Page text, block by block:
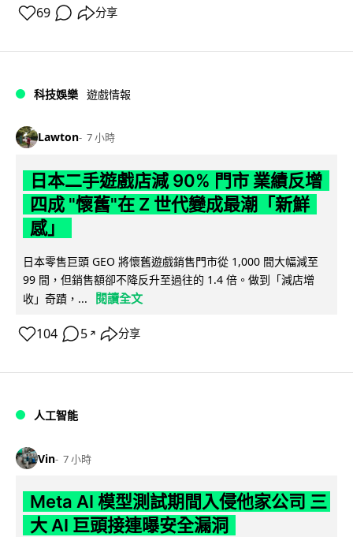
69 分享
科技娛樂 遊戲情報
Lawton 7 小時
日本二手遊戲店減 90% 門市 業績反增
四成 "懷舊"在 Z 世代變成最潮「新鮮
感」
日本零售巨頭 GEO 將懷舊遊戲銷售門市從 1,000 間大幅減至
99 間，但銷售額卻不降反升至過往的 1.4 倍。做到「減店增
收」奇蹟，...
閱讀全文
104 5 ↗ 分享
人工智能
Vin 7 小時
Meta AI 模型測試期間入侵他家公司 三
大 AI 巨頭接連曝安全漏洞